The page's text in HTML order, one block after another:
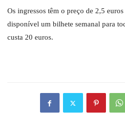
Os ingressos têm o preço de 2,5
disponível um bilhete semanal para
custa 20 euros.